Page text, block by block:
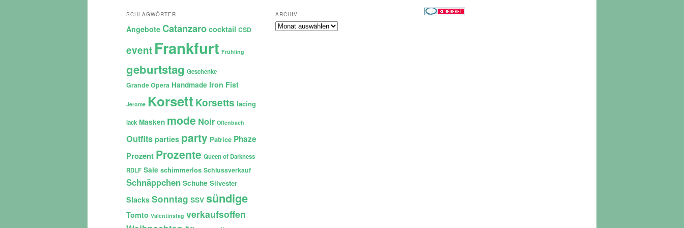
SCHLAGWÖRTER
Angebote Catanzaro cocktail CSD
event Frankfurt Frühling
geburtstag Geschenke
Grande Opera Handmade Iron Fist
Jerome Korsett Korsetts lacing
lack Masken mode Noir Offenbach
Outfits parties party Patrice Phaze
Prozent Prozente Queen of Darkness
RDLF Sale schimmerlos Schlussverkauf
Schnäppchen Schuhe Silvester
Slacks Sonntag SSV sündige
Tomto Valentinstag verkaufsoffen
ARCHIV
Archiv